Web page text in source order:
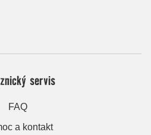
servis
FAQ
a kontakt